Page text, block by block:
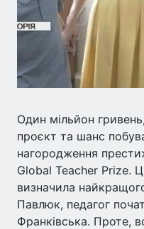
Один мільйон
проєкт та шанс
нагородження
Global Teacher Prize.
визначила
Павлюк, педагог
Франківська. Проте,